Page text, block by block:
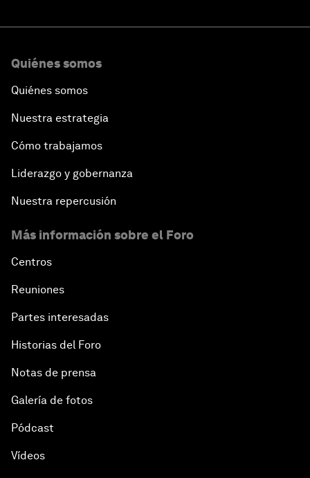
Quiénes somos
Quiénes somos
Nuestra estrategia
Cómo trabajamos
Liderazgo y gobernanza
Nuestra repercusión
Más información sobre el Foro
Centros
Reuniones
Partes interesadas
Historias del Foro
Notas de prensa
Galería de fotos
Pódcast
Vídeos